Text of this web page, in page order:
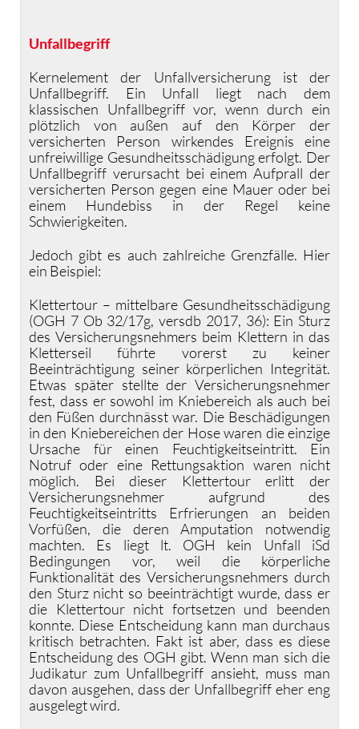
Unfallbegriff
Kernelement der Unfallversicherung ist der
Unfallbegriff. Ein Unfall liegt nach dem
klassischen Unfallbegriff vor, wenn durch ein
plötzlich von außen auf den Körper der
versicherten Person wirkendes Ereignis eine
unfreiwillige Gesundheitsschädigung erfolgt. Der
Unfallbegriff verursacht bei einem Aufprall der
versicherten Person gegen eine Mauer oder bei
einem Hundebiss in der Regel keine
Schwierigkeiten.
Jedoch gibt es auch zahlreiche Grenzfälle. Hier
ein Beispiel:
Klettertour – mittelbare Gesundheitsschädigung
(OGH 7 Ob 32/17g, versdb 2017, 36): Ein Sturz
des Versicherungsnehmers beim Klettern in das
Kletterseil führte vorerst zu keiner
Beeinträchtigung seiner körperlichen Integrität.
Etwas später stellte der Versicherungsnehmer
fest, dass er sowohl im Kniebereich als auch bei
den Füßen durchnässt war. Die Beschädigungen
in den Kniebereichen der Hose waren die einzige
Ursache für einen Feuchtigkeitseintritt. Ein
Notruf oder eine Rettungsaktion waren nicht
möglich. Bei dieser Klettertour erlitt der
Versicherungsnehmer aufgrund des
Feuchtigkeitseintritts Erfrierungen an beiden
Vorfüßen, die deren Amputation notwendig
machten. Es liegt lt. OGH kein Unfall iSd
Bedingungen vor, weil die körperliche
Funktionalität des Versicherungsnehmers durch
den Sturz nicht so beeinträchtigt wurde, dass er
die Klettertour nicht fortsetzen und beenden
konnte. Diese Entscheidung kann man durchaus
kritisch betrachten. Fakt ist aber, dass es diese
Entscheidung des OGH gibt. Wenn man sich die
Judikatur zum Unfallbegriff ansieht, muss man
davon ausgehen, dass der Unfallbegriff eher eng
ausgelegt wird.